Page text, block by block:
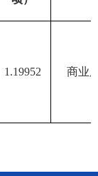
1.19952 商业